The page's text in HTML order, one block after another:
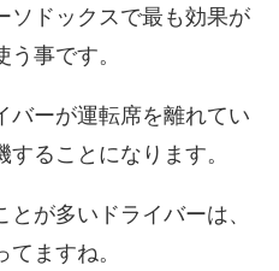
ソドックスで最も効果が
事です。
バーが運転席を離れてい
ることになります。
が多いドライバーは、
ますね。